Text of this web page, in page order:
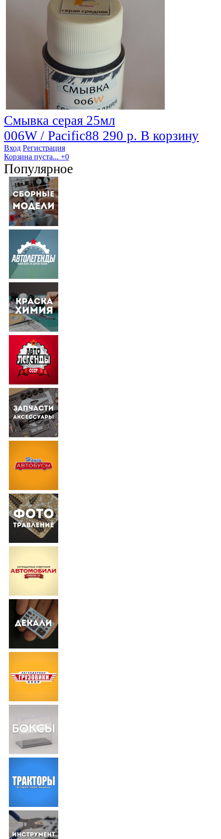
Смывка серая 25мл
006W / Pacific88 290 р. В корзину
Вход Регистрация
Корзина пуста... +0
Популярное